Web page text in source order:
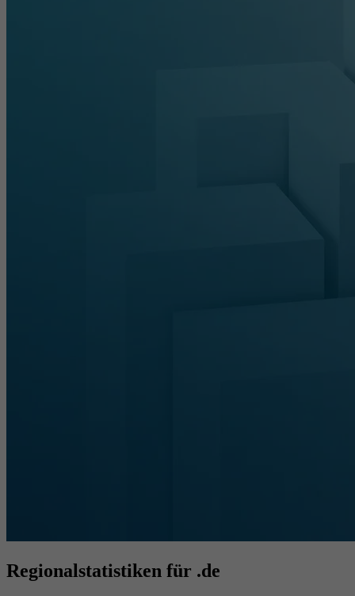
Regionalstatistiken für .de